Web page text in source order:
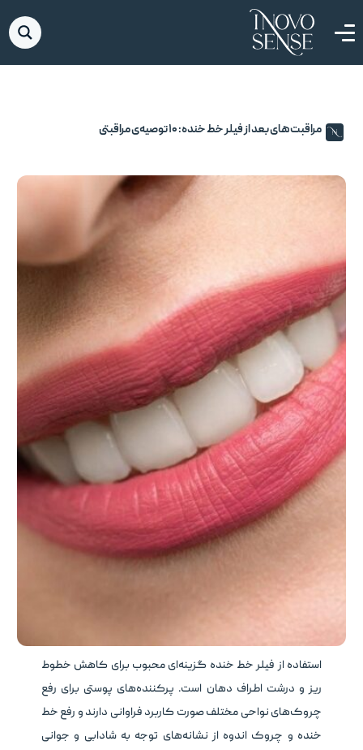
مراقبت‌های بعد از فیلر خط خنده: ۱۰ توصیه‌ی مراقبتی
استفاده از فیلر خط خنده گزینه‌ای محبوب برای کاهش خطوط
ریز و درشت اطراف دهان است. پرکننده‌های پوستی برای رفع
چروک‌های نواحی مختلف صورت کاربرد فراوانی دارند و رفع خط
خنده و چروک اندوه از نشانه‌های توجه به شادابی و جوانی